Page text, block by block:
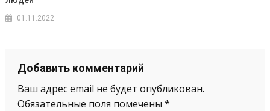
01.11.2022
Добавить комментарий
Ваш адрес email не будет опубликован.
Обязательные поля помечены *